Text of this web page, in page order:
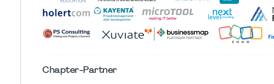
Chapter-Partner